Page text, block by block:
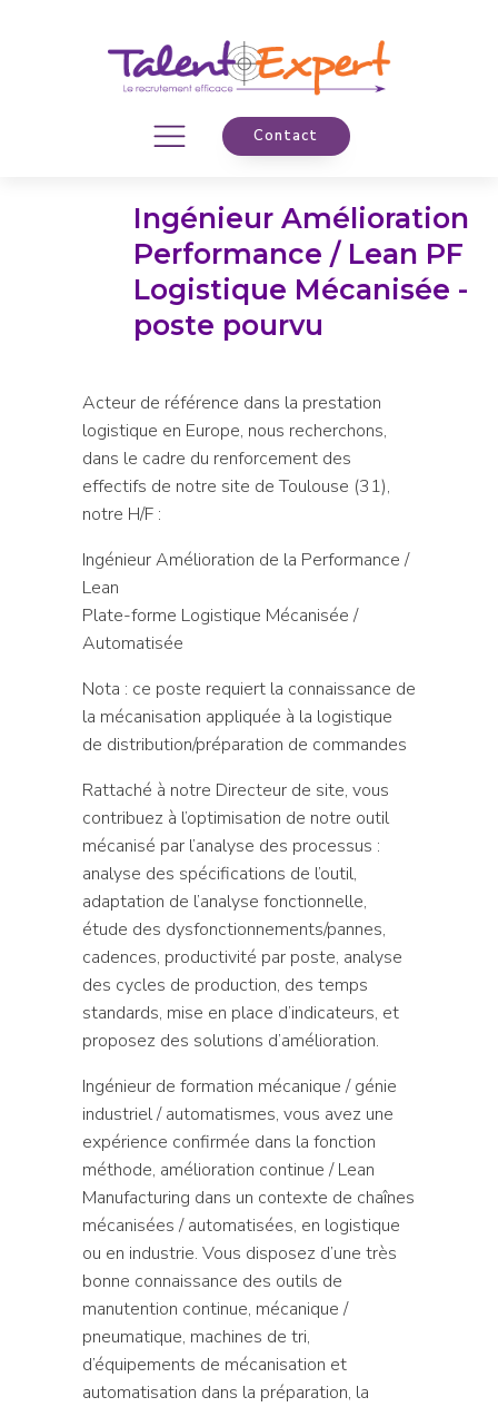
Contact
Ingénieur Amélioration
Performance / Lean PF
Logistique Mécanisée -
poste pourvu
Acteur de référence dans la prestation
logistique en Europe, nous recherchons,
dans le cadre du renforcement des
effectifs de notre site de Toulouse (31),
notre H/F :
Ingénieur Amélioration de la Performance /
Lean
Plate-forme Logistique Mécanisée /
Automatisée
Nota : ce poste requiert la connaissance de
la mécanisation appliquée à la logistique
de distribution/préparation de commandes
Rattaché à notre Directeur de site, vous
contribuez à l’optimisation de notre outil
mécanisé par l’analyse des processus :
analyse des spécifications de l’outil,
adaptation de l’analyse fonctionnelle,
étude des dysfonctionnements/pannes,
cadences, productivité par poste, analyse
des cycles de production, des temps
standards, mise en place d’indicateurs, et
proposez des solutions d’amélioration.
Ingénieur de formation mécanique / génie
industriel / automatismes, vous avez une
expérience confirmée dans la fonction
méthode, amélioration continue / Lean
Manufacturing dans un contexte de chaînes
mécanisées / automatisées, en logistique
ou en industrie. Vous disposez d’une très
bonne connaissance des outils de
manutention continue, mécanique /
pneumatique, machines de tri,
d’équipements de mécanisation et
automatisation dans la préparation, la